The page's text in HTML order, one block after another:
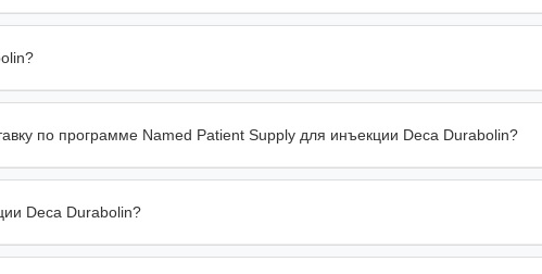
по программе Named Patient Supply для инъекции Deca Durabolin?
Deca Durabolin?